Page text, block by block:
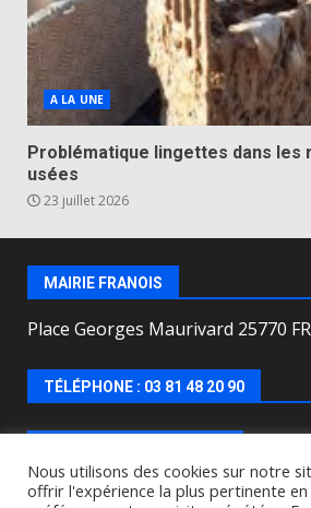
A LA UNE
Problématique lingettes dans les
usées
23 juillet 2026
MAIRIE FRANOIS
Place Georges Maurivard 25770
TÉLÉPHONE : 03 81 48 20 90
Lundi, mercredi, jeudi, vendredi de
Nous utilisons des cookies sur notre
offrir l'expérience la plus pertinente